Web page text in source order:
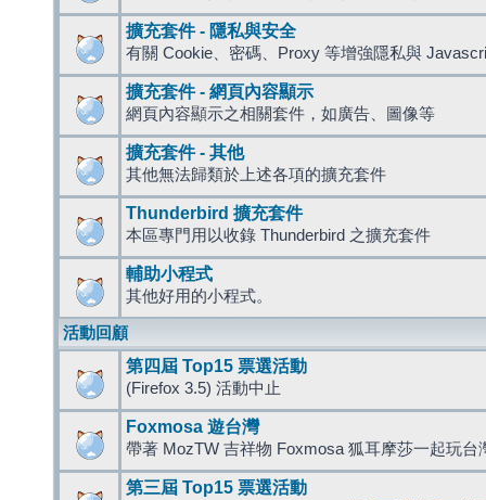
擴充套件 - 隱私與安全
有關 Cookie、密碼、Proxy 等增強隱私與
擴充套件 - 網頁內容顯示
網頁內容顯示之相關套件，如廣告、圖像等
擴充套件 - 其他
其他無法歸類於上述各項的擴充套件
Thunderbird 擴充套件
本區專門用以收錄 Thunderbird 之擴充套件
輔助小程式
其他好用的小程式。
活動回顧
第四屆 Top15 票選活動
(Firefox 3.5) 活動中止
Foxmosa 遊台灣
帶著 MozTW 吉祥物 Foxmosa 狐耳摩莎一起玩台
第三屆 Top15 票選活動